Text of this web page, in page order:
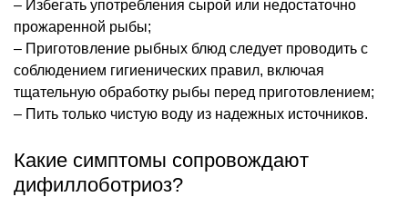
– Избегать употребления сырой или недостаточно
прожаренной рыбы;
– Приготовление рыбных блюд следует проводить с
соблюдением гигиенических правил, включая
тщательную обработку рыбы перед приготовлением;
– Пить только чистую воду из надежных источников.
Какие симптомы сопровождают
дифиллоботриоз?